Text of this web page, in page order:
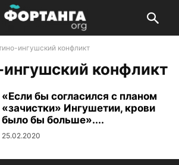
ингушский конфликт
конфликт
«Если бы согласился с планом
«зачистки» Ингушетии, крови
было бы больше»....
25.02.2020